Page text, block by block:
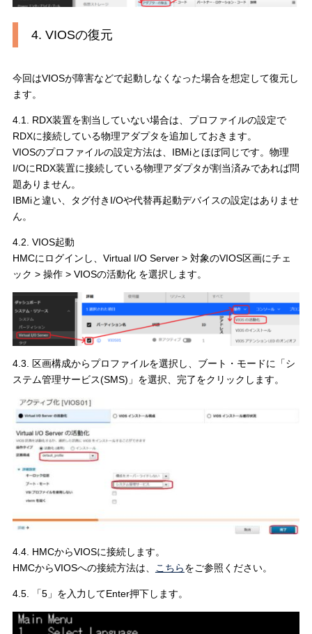
4. VIOSの復元
今回はVIOSが障害などで起動しなくなった場合を想定して復元し
ます。
4.1. RDX装置を割当していない場合は、プロファイルの設定で
RDXに接続している物理アダプタを追加しておきます。
VIOSのプロファイルの設定方法は、IBMiとほぼ同じです。物理
I/OにRDX装置に接続している物理アダプタが割当済みであれば問
題ありません。
IBMiと違い、タグ付きI/Oや代替再起動デバイスの設定はありませ
ん。
4.2. VIOS起動
HMCにログインし、Virtual I/O Server > 対象のVIOS区画にチェ
ック > 操作 > VIOSの活動化 を選択します。
4.3. 区画構成からプロファイルを選択し、ブート・モードに「シ
ステム管理サービス(SMS)」を選択、完了をクリックします。
4.4. HMCからVIOSに接続します。
HMCからVIOSへの接続方法は、 こちらをご参照ください。
4.5. 「5」を入力してEnter押下します。